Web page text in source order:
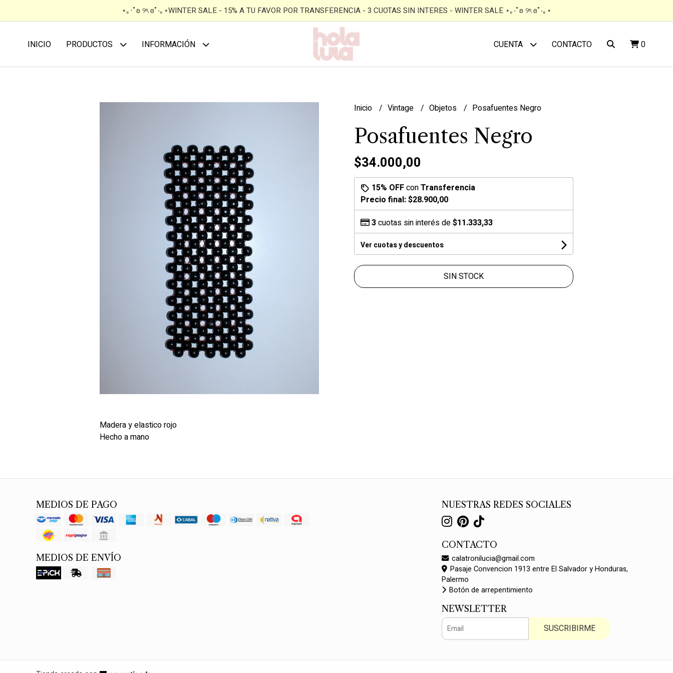
⋆｡‧˚ʚ ୨ৎ ɞ˚‧｡⋆WINTER SALE - 15% A TU FAVOR POR TRANSFERENCIA - 3 CUOTAS SIN INTERES - WINTER SALE ⋆｡‧˚ʚ ୨ৎ ɞ˚‧｡⋆
INICIO PRODUCTOS INFORMACIÓN CUENTA CONTACTO 0
Madera y elastico rojo
Hecho a mano
Inicio Vintage Objetos Posafuentes Negro
Posafuentes Negro
$34.000,00
15% OFFconTransferencia
Precio final:$28.900,00
3cuotas sin interés de$11.333,33
Ver cuotas y descuentos
SIN STOCK
MEDIOS DE PAGO
MEDIOS DE ENVÍO
NUESTRAS REDES SOCIALES
CONTACTO
calatronilucia@gmail.com
Pasaje Convencion 1913 entre El Salvador y Honduras,
Palermo
Botón de arrepentimiento
NEWSLETTER
SUSCRIBIRME